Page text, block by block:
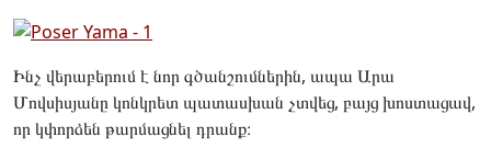
Ինչ վերաբերում է նոր գծանշումներին, ապա Արա
Մովսիսյանը կոնկրետ պատասխան չտվեց, բայց խոստացավ,
որ կփորձեն թարմացնել դրանք։